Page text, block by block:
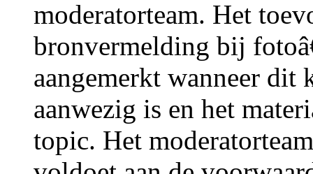
moderatorteam. Het
bronvermelding bij
aangemerkt wanneer dit
aanwezig is en het
topic. Het